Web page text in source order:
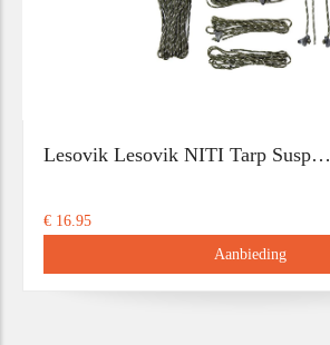
Lesovik Lesovik NITI Tarp Susp…
€ 16.95
Aanbieding